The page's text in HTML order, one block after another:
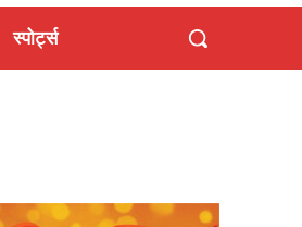
स्पोर्ट्स